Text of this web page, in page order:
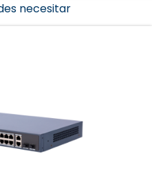
necesitar